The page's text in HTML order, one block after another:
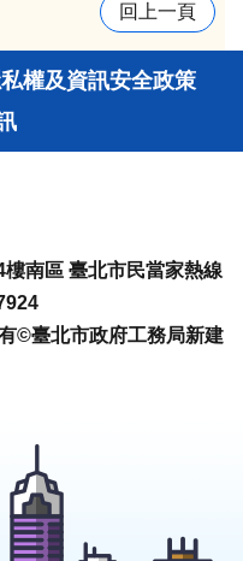
回上一頁
權及資訊安全政策
南區 臺北市民當家熱線
©臺北市政府工務局新建